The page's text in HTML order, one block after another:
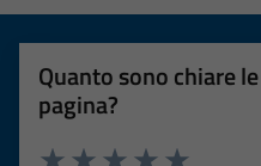
Quanto sono chiare
pagina?